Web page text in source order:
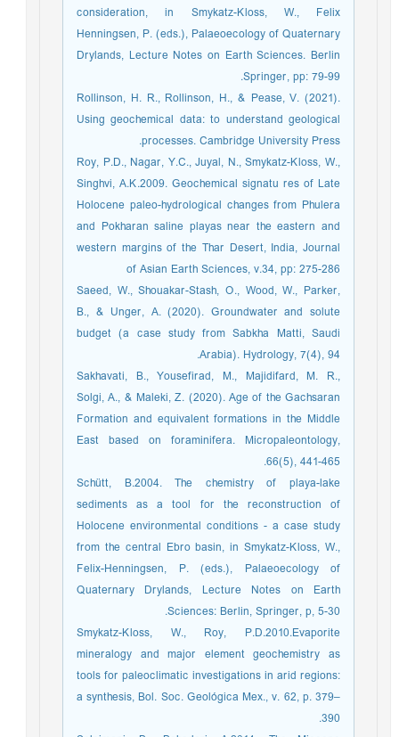
consideration, in Smykatz-Kloss, W., Felix
Henningsen, P. (eds.), Palaeoecology of Quaternary
Drylands, Lecture Notes on Earth Sciences. Berlin
Springer, pp: 79-99.
Rollinson, H. R., Rollinson, H., & Pease, V. (2021).
Using geochemical data: to understand geological
processes. Cambridge University Press.‏
Roy, P.D., Nagar, Y.C., Juyal, N., Smykatz-Kloss, W.,
Singhvi, A.K.2009. Geochemical signatu res of Late
Holocene paleo-hydrological changes from Phulera
and Pokharan saline playas near the eastern and
western margins of the Thar Desert, India, Journal
of Asian Earth Sciences, v.34, pp: 275-286
Saeed, W., Shouakar-Stash, O., Wood, W., Parker,
B., & Unger, A. (2020). Groundwater and solute
budget (a case study from Sabkha Matti, Saudi
Arabia). Hydrology, 7(4), 94.‏
Sakhavati, B., Yousefirad, M., Majidifard, M. R.,
Solgi, A., & Maleki, Z. (2020). Age of the Gachsaran
Formation and equivalent formations in the Middle
East based on foraminifera. Micropaleontology,
66(5), 441-465.‏
Schütt, B.2004. The chemistry of playa-lake
sediments as a tool for the reconstruction of
Holocene environmental conditions - a case study
from the central Ebro basin, in Smykatz-Kloss, W.,
Felix-Henningsen, P. (eds.), Palaeoecology of
Quaternary Drylands, Lecture Notes on Earth
Sciences: Berlin, Springer, p, 5-30.
Smykatz-Kloss, W., Roy, P.D.2010.Evaporite
mineralogy and major element geochemistry as
tools for paleoclimatic investigations in arid regions:
a synthesis, Bol. Soc. Geológica Mex., v. 62, p. 379–
390.